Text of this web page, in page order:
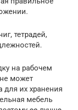
тетрадей,
на рабочем
может
для их хранения
мебель